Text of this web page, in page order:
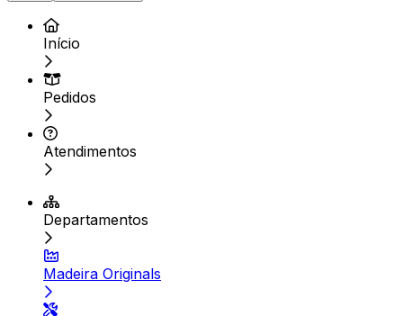
Início
Pedidos
Atendimentos
Departamentos
Madeira Originals